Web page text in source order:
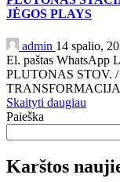
JĖGOS PLAYS
admin 14 spalio,
El. paštas WhatsApp
PLUTONAS STOV.
Skaityti daugiau
Paieška
Karštos